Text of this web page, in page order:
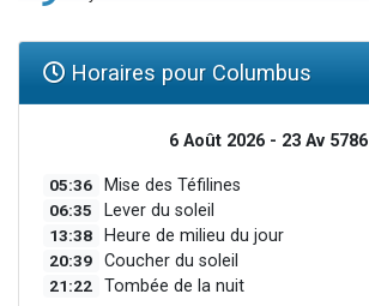
Horaires pour Columbus
6 Août 2026 - 23 Av 5786
05:36 Mise des Téfilines
06:35 Lever du soleil
13:38 Heure de milieu du jour
20:39 Coucher du soleil
21:22 Tombée de la nuit